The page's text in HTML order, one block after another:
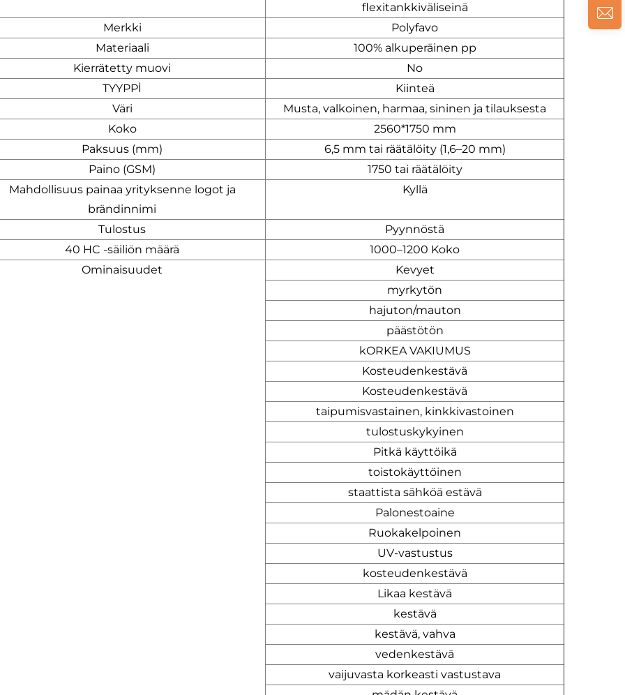
flexitankkiväliseinä
Merkki
Polyfavo
Materiaali
100% alkuperäinen pp
Kierrätetty muovi
No
TYYPPİ
Kiinteä
Väri
Musta, valkoinen, harmaa, sininen ja tilauksesta
Koko
2560*1750 mm
Paksuus (mm)
6,5 mm tai räätälöity (1,6–20 mm)
Paino (GSM)
1750 tai räätälöity
Mahdollisuus painaa yrityksenne logot ja
brändinnimi
Kyllä
Tulostus
Pyynnöstä
40 HC -säiliön määrä
1000–1200 Koko
Ominaisuudet
Kevyet
myrkytön
hajuton/mauton
päästötön
kORKEA VAKIUMUS
Kosteudenkestävä
Kosteudenkestävä
taipumisvastainen, kinkkivastoinen
tulostuskykyinen
Pitkä käyttöikä
toistokäyttöinen
staattista sähköä estävä
Palonestoaine
Ruokakelpoinen
UV-vastustus
kosteudenkestävä
Likaa kestävä
kestävä
kestävä, vahva
vedenkestävä
vaijuvasta korkeasti vastustava